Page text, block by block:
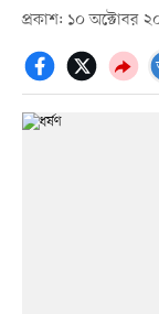
প্রকাশ: ১০ অক্টোবর